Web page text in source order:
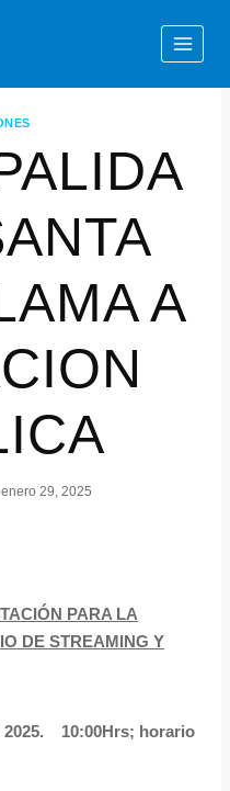
A
enero 29, 2025
PARA LA
DE STREAMING Y
2025. 10:00Hrs; horario